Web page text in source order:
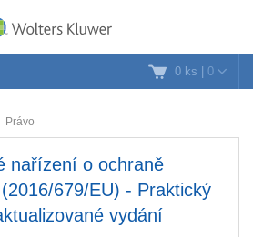
0 ks | 0
Právo
nařízení o ochraně
679/EU) - Praktický
vydání